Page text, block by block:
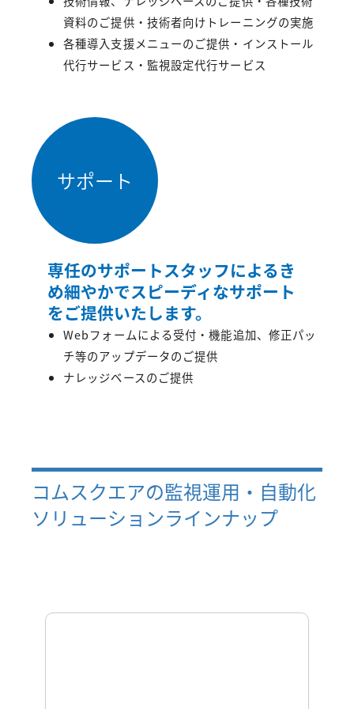
資料のご提供・技術者向けトレーニングの実施
各種導入支援メニューのご提供・インストール
代行サービス・監視設定代行サービス
サポート
専任のサポートスタッフによるき
め細やかでスピーディなサポート
をご提供いたします。
Webフォームによる受付・機能追加、修正パッ
チ等のアップデータのご提供
ナレッジベースのご提供
コムスクエアの監視運用・自動化
ソリューションラインナップ